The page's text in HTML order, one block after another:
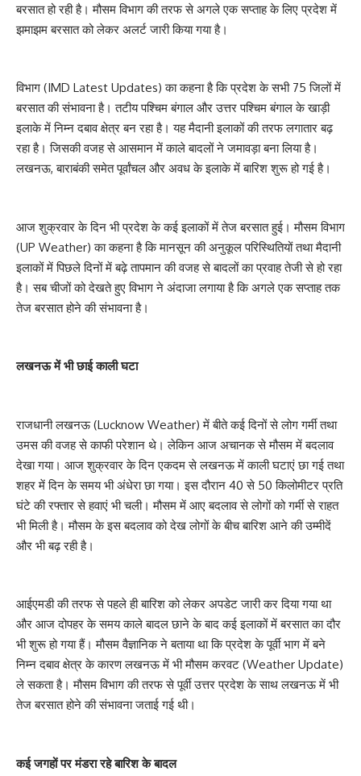
बरसात हो रही है। मौसम विभाग की तरफ से अगले एक सप्ताह के लिए प्रदेश में
झमाझम बरसात को लेकर अलर्ट जारी किया गया है।
विभाग (IMD Latest Updates) का कहना है कि प्रदेश के सभी 75 जिलों में
बरसात की संभावना है। तटीय पश्चिम बंगाल और उत्तर पश्चिम बंगाल के खाड़ी
इलाके में निम्न दबाव क्षेत्र बन रहा है। यह मैदानी इलाकों की तरफ लगातार बढ़
रहा है। जिसकी वजह से आसमान में काले बादलों ने जमावड़ा बना लिया है।
लखनऊ, बाराबंकी समेत पूर्वांचल और अवध के इलाके में बारिश शुरू हो गई है।
आज शुक्रवार के दिन भी प्रदेश के कई इलाकों में तेज बरसात हुई। मौसम विभाग
(UP Weather) का कहना है कि मानसून की अनुकूल परिस्थितियों तथा मैदानी
इलाकों में पिछले दिनों में बढ़े तापमान की वजह से बादलों का प्रवाह तेजी से हो रहा
है। सब चीजों को देखते हुए विभाग ने अंदाजा लगाया है कि अगले एक सप्ताह तक
तेज बरसात होने की संभावना है।
लखनऊ में भी छाई काली घटा
राजधानी लखनऊ (Lucknow Weather) में बीते कई दिनों से लोग गर्मी तथा
उमस की वजह से काफी परेशान थे। लेकिन आज अचानक से मौसम में बदलाव
देखा गया। आज शुक्रवार के दिन एकदम से लखनऊ में काली घटाएं छा गई तथा
शहर में दिन के समय भी अंधेरा छा गया। इस दौरान 40 से 50 किलोमीटर प्रति
घंटे की रफ्तार से हवाएं भी चली। मौसम में आए बदलाव से लोगों को गर्मी से राहत
भी मिली है। मौसम के इस बदलाव को देख लोगों के बीच बारिश आने की उम्मीदें
और भी बढ़ रही है।
आईएमडी की तरफ से पहले ही बारिश को लेकर अपडेट जारी कर दिया गया था
और आज दोपहर के समय काले बादल छाने के बाद कई इलाकों में बरसात का दौर
भी शुरू हो गया हैं। मौसम वैज्ञानिक ने बताया था कि प्रदेश के पूर्वी भाग में बने
निम्न दबाव क्षेत्र के कारण लखनऊ में भी मौसम करवट (Weather Update)
ले सकता है। मौसम विभाग की तरफ से पूर्वी उत्तर प्रदेश के साथ लखनऊ में भी
तेज बरसात होने की संभावना जताई गई थी।
कई जगहों पर मंडरा रहे बारिश के बादल